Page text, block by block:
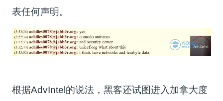
表任何声明。
根据AdvIntel的说法，黑客还试图进入加拿大度